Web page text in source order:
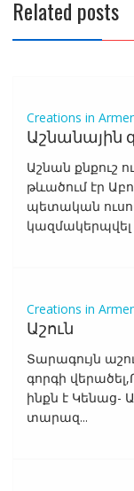
Related posts
Creations in
Աշնանային
Աշնան քնքուշ
թևածում էր
պետական
կազմակերպվել
Creations in
Աշուն
Տարագույն
գորգի
ինքն է Կենաց-
տարազ...